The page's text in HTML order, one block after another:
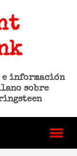
información
sobre